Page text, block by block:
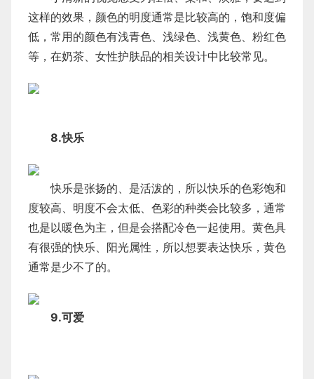
这样的效果，颜色的明度通常是比较高的，饱和度偏
低，常用的颜色有浅青色、浅绿色、浅黄色、粉红色
等，在奶茶、女性护肤品的相关设计中比较常见。
8.快乐
快乐是张扬的、是活泼的，所以快乐的色彩饱和
度较高、明度不会太低、色彩的种类会比较多，通常
也是以暖色为主，但是会搭配冷色一起使用。黄色具
有很强的快乐、阳光属性，所以想要表达快乐，黄色
通常是少不了的。
9.可爱